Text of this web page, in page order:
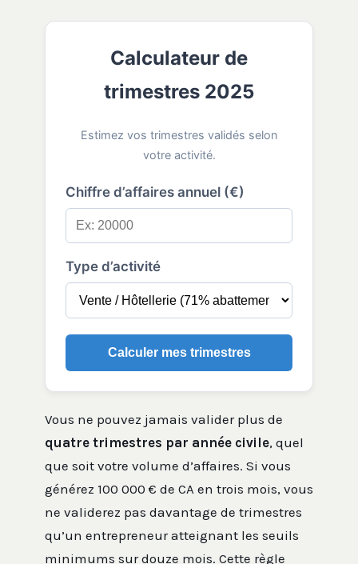
Calculateur de
trimestres 2025
Estimez vos trimestres validés selon
votre activité.
Chiffre d’affaires annuel (€)
Type d’activité
Calculer mes trimestres
Vous ne pouvez jamais valider plus de
quatre trimestres par année civile, quel
que soit votre volume d’affaires. Si vous
générez 100 000 € de CA en trois mois, vous
ne validerez pas davantage de trimestres
qu’un entrepreneur atteignant les seuils
minimums sur douze mois. Cette règle